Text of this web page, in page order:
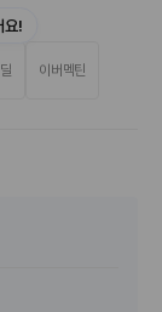
요!
이버멕틴